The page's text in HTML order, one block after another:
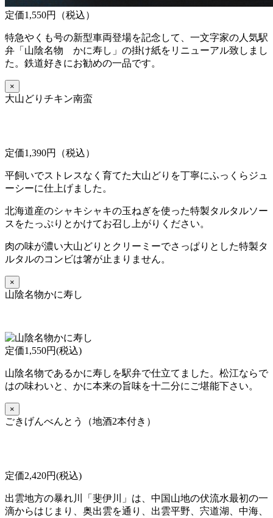
定価1,550円（税込）
特急やくも号の新型車両登場を記念して、一文字家の人気駅
弁「山陰名物 かに寿し」の掛け紙をリニューアル致しまし
た。鉄道好きにお勧めの一品です。
×
大山どりチキン南蛮
定価1,390円（税込）
平飼いでストレスなく育てた大山どりを丁寧にふっくらジュ
ーシーに仕上げました。
北海道産のシャキシャキの玉ねぎを使った特製タルタルソー
スをたっぷりとかけてお召し上がりください。
肉の味が濃い大山どりとクリーミーでさっぱりとした特製タ
ルタルのコンビは箸が止まりません。
×
山陰名物かに寿し
定価1,550円(税込)
山陰名物であるかに寿しを駅弁で仕立てました。松江ならで
はの味わいと、かに本来の旨味を十二分にご堪能下さい。
×
ごきげんべんとう（地酒2本付き）
定価2,420円(税込)
出雲地方の暴れ川「斐伊川」は、中国山地の伏流水最初の一
滴からはじまり、奥出雲を通り、出雲平野、宍道湖、中海、